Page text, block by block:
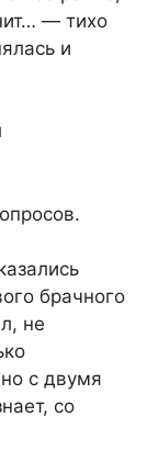
— тихо
и
брачного
не
с двумя
со